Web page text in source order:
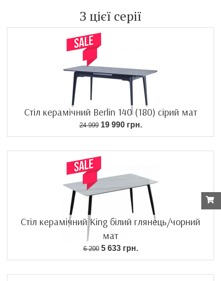
З цієї серії
Стіл керамічний Berlin 140 (180) сірий мат
24 99919 990 грн.
Стіл керамічний King білий глянець/чорний
мат
6 2005 633 грн.